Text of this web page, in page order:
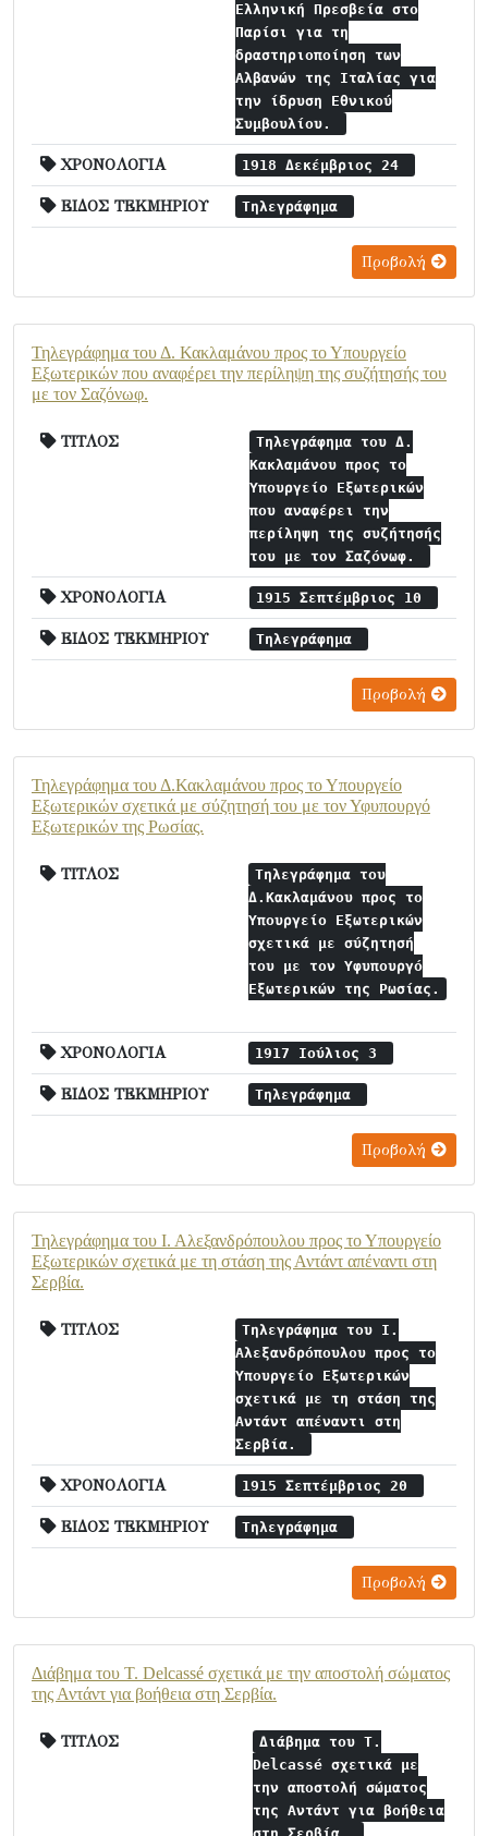
Ελληνική Πρεσβεία στο
Παρίσι για τη
δραστηριοποίηση των
Αλβανών της Ιταλίας για
την ίδρυση Εθνικού
Συμβουλίου.
ΧΡΟΝΟΛΟΓΙΑ 1918 Δεκέμβριος 24
ΕΙΔΟΣ ΤΕΚΜΗΡΙΟΥ Τηλεγράφημα
Προβολή
Τηλεγράφημα του Δ. Κακλαμάνου προς το Υπουργείο
Εξωτερικών που αναφέρει την περίληψη της συζήτησής του
με τον Σαζόνωφ.
ΤΙΤΛΟΣ
Τηλεγράφημα του Δ.
Κακλαμάνου προς το
Υπουργείο Εξωτερικών
που αναφέρει την
περίληψη της συζήτησής
του με τον Σαζόνωφ.
ΧΡΟΝΟΛΟΓΙΑ 1915 Σεπτέμβριος 10
ΕΙΔΟΣ ΤΕΚΜΗΡΙΟΥ Τηλεγράφημα
Προβολή
Τηλεγράφημα του Δ.Κακλαμάνου προς το Υπουργείο
Εξωτερικών σχετικά με σύζητησή του με τον Υφυπουργό
Εξωτερικών της Ρωσίας.
ΤΙΤΛΟΣ
Τηλεγράφημα του
Δ.Κακλαμάνου προς το
Υπουργείο Εξωτερικών
σχετικά με σύζητησή
του με τον Υφυπουργό
Εξωτερικών της Ρωσίας.
ΧΡΟΝΟΛΟΓΙΑ 1917 Ιούλιος 3
ΕΙΔΟΣ ΤΕΚΜΗΡΙΟΥ Τηλεγράφημα
Προβολή
Τηλεγράφημα του Ι. Αλεξανδρόπουλου προς το Υπουργείο
Εξωτερικών σχετικά με τη στάση της Αντάντ απέναντι στη
Σερβία.
ΤΙΤΛΟΣ
Τηλεγράφημα του Ι.
Αλεξανδρόπουλου προς το
Υπουργείο Εξωτερικών
σχετικά με τη στάση της
Αντάντ απέναντι στη
Σερβία.
ΧΡΟΝΟΛΟΓΙΑ 1915 Σεπτέμβριος 20
ΕΙΔΟΣ ΤΕΚΜΗΡΙΟΥ Τηλεγράφημα
Προβολή
Διάβημα του Τ. Delcassé σχετικά με την αποστολή σώματος
της Αντάντ για βοήθεια στη Σερβία.
ΤΙΤΛΟΣ
Διάβημα του Τ.
Delcassé σχετικά με
την αποστολή σώματος
της Αντάντ για βοήθεια